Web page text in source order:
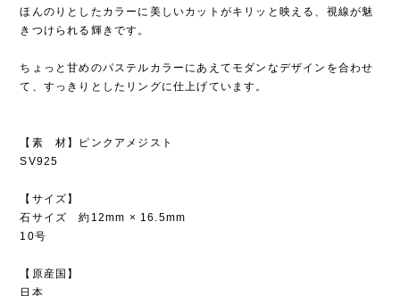
ほんのりとしたカラーに美しいカットがキリッと映える、視線が魅
きつけられる輝きです。
ちょっと甘めのパステルカラーにあえてモダンなデザインを合わせ
て、すっきりとしたリングに仕上げています。
【素 材】ピンクアメジスト
SV925
【サイズ】
石サイズ 約12mm × 16.5mm
10号
【原産国】
日本